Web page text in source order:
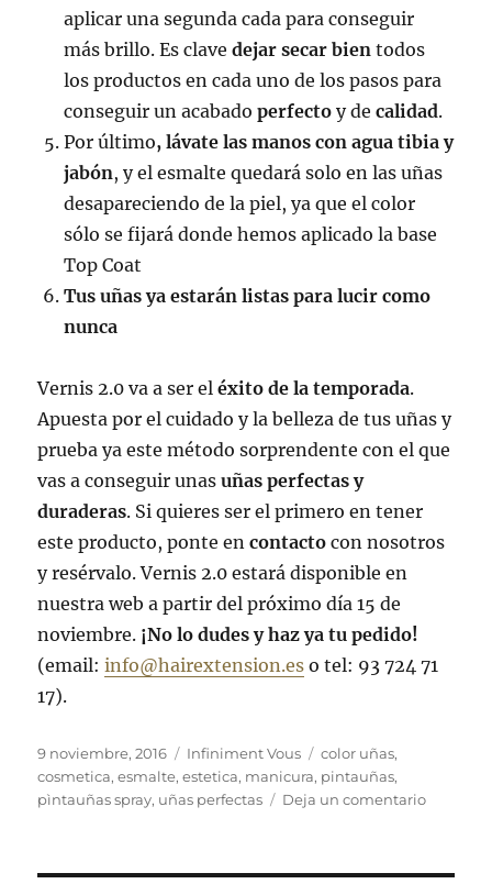
aplicar una segunda cada para conseguir
más brillo. Es clave dejar secar bien todos
los productos en cada uno de los pasos para
conseguir un acabadoperfecto y decalidad.
Por último, lávate las manos con agua tibia y
jabón, y el esmalte quedará solo en las uñas
desapareciendo de la piel, ya que el color
sólo se fijará donde hemos aplicado la base
Top Coat
Tus uñas ya estarán listas para lucir como
nunca
Vernis 2.0 va a ser eléxito de la temporada.
Apuesta por el cuidado y la belleza de tus uñas y
prueba ya este método sorprendente con el que
vas a conseguir unasuñas perfectas y
duraderas. Si quieres ser el primero en tener
este producto, ponte encontacto con nosotros
y resérvalo. Vernis 2.0 estará disponible en
nuestra web a partir del próximo día 15 de
noviembre. ¡No lo dudes y haz ya tu pedido!
(email:info@hairextension.es o tel: 93 724 71
17).
Publicado
el
9 noviembre, 2016 Categorías
Infiniment Vous Etiquetas
color uñas,
cosmetica,esmalte,estetica, manicura, pintauñas,
pìntauñas spray, uñas perfectas Deja un comentarioen